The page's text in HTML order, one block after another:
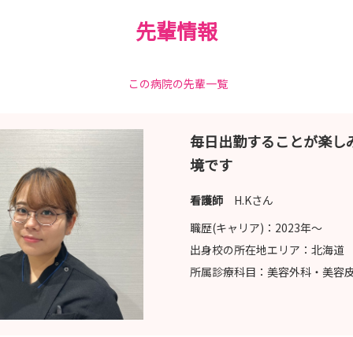
先輩情報
この病院の先輩一覧
毎日出勤することが楽し
境です
看護師 H.Kさん
職歴(キャリア)： 2023年〜
出身校の所在地エリア： 北海道
所属診療科目： 美容外科・美容